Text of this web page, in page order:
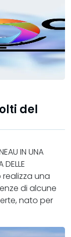
del
IN UNA
DELLE
realizza una
di alcune
nato per